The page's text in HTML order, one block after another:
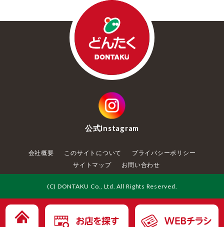
公式Instagram
会社概要 このサイトについて
プライバシーポリシー
サイトマップ
お問い合わせ
(C) DONTAKU Co., Ltd. All Rights Reserved.